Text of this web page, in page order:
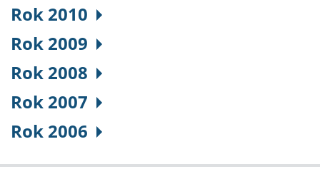
Rok 2010
Rok 2009
Rok 2008
Rok 2007
Rok 2006